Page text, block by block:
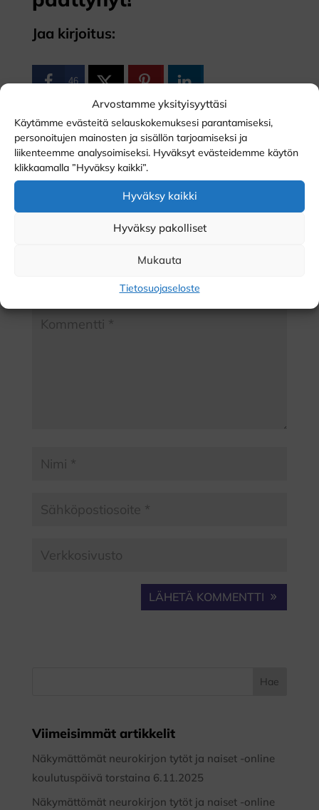
Arvostamme yksityisyyttäsi
Käytämme evästeitä selauskokemuksesi parantamiseksi,
personoitujen mainosten ja sisällön tarjoamiseksi ja
liikenteemme analysoimiseksi. Hyväksyt evästeidemme käytön
klikkaamalla ”Hyväksy kaikki”.
Hyväksy kaikki
Hyväksy pakolliset
Mukauta
Tietosuojaseloste
Jaa kirjoitus:
46
0 kommenttia
Lähetä kommentti
Sähköpostiosoitettasi ei julkaista.
kentät on merkitty*
LÄHETÄ KOMMENTTI
Viimeisimmät artikkelit
Näkymättömät neurokirjon tytöt ja naiset -online
koulutuspäivä torstaina 6.11.2025
Näkymättömät neurokirjon tytöt ja naiset -online